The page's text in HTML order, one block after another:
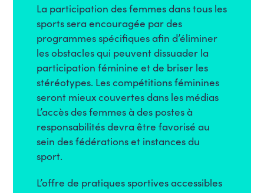
La participation des femmes dans tous les
sports sera encouragée par des
programmes spécifiques afin d’éliminer
les obstacles qui peuvent dissuader la
participation féminine et de briser les
stéréotypes. Les compétitions féminines
seront mieux couvertes dans les médias
L’accès des femmes à des postes à
responsabilités devra être favorisé au
sein des fédérations et instances du
sport.
L’offre de pratiques sportives accessibles